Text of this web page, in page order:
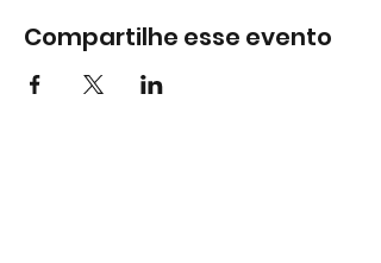
Compartilhe esse evento